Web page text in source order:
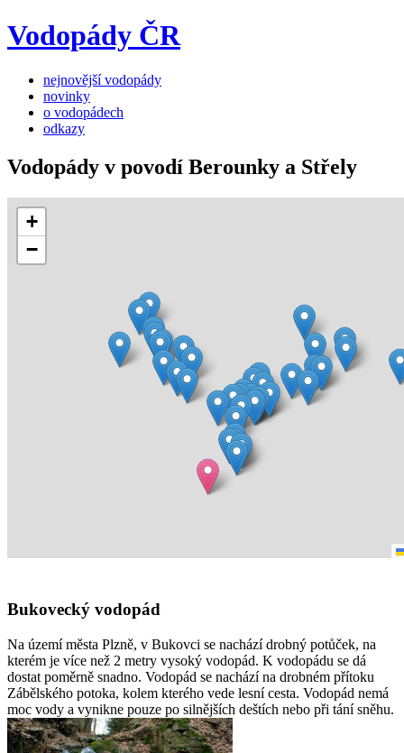
Vodopády ČR
nejnovější vodopády
novinky
o vodopádech
odkazy
Vodopády v povodí Berounky a Střely
+
−
Bukovecký vodopád
Na území města Plzně, v Bukovci se nachází drobný potůček, na
kterém je více než 2 metry vysoký vodopád. K vodopádu se dá
dostat poměrně snadno. Vodopád se nachází na drobném přítoku
Zábělského potoka, kolem kterého vede lesní cesta. Vodopád nemá
moc vody a vynikne pouze po silnějších deštích nebo při tání sněhu.